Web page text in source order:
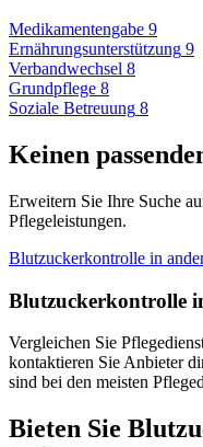
Medikamentengabe 9
Ernährungsunterstützung 9
Verbandwechsel 8
Grundpflege 8
Soziale Betreuung 8
Keinen
Erweitern Sie Ihre Suche
Pflegeleistungen.
Blutzuckerkontrolle in
Blutzuckerkontrolle
Vergleichen Sie
kontaktieren Sie Anbieter
sind bei den meisten
Bieten Sie